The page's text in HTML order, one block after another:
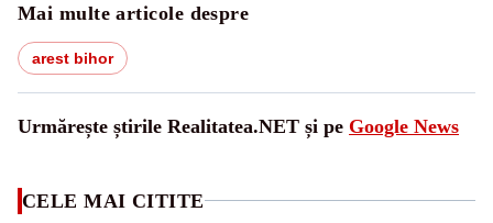
Mai multe articole despre
arest bihor
Urmărește știrile Realitatea.NET și pe Google News
CELE MAI CITITE